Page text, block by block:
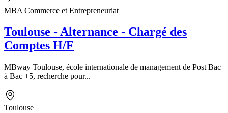
MBA Commerce et Entrepreneuriat
Toulouse - Alternance - Chargé des
Comptes H/F
MBway Toulouse, école internationale de management de Post Bac
à Bac +5, recherche pour...
Toulouse